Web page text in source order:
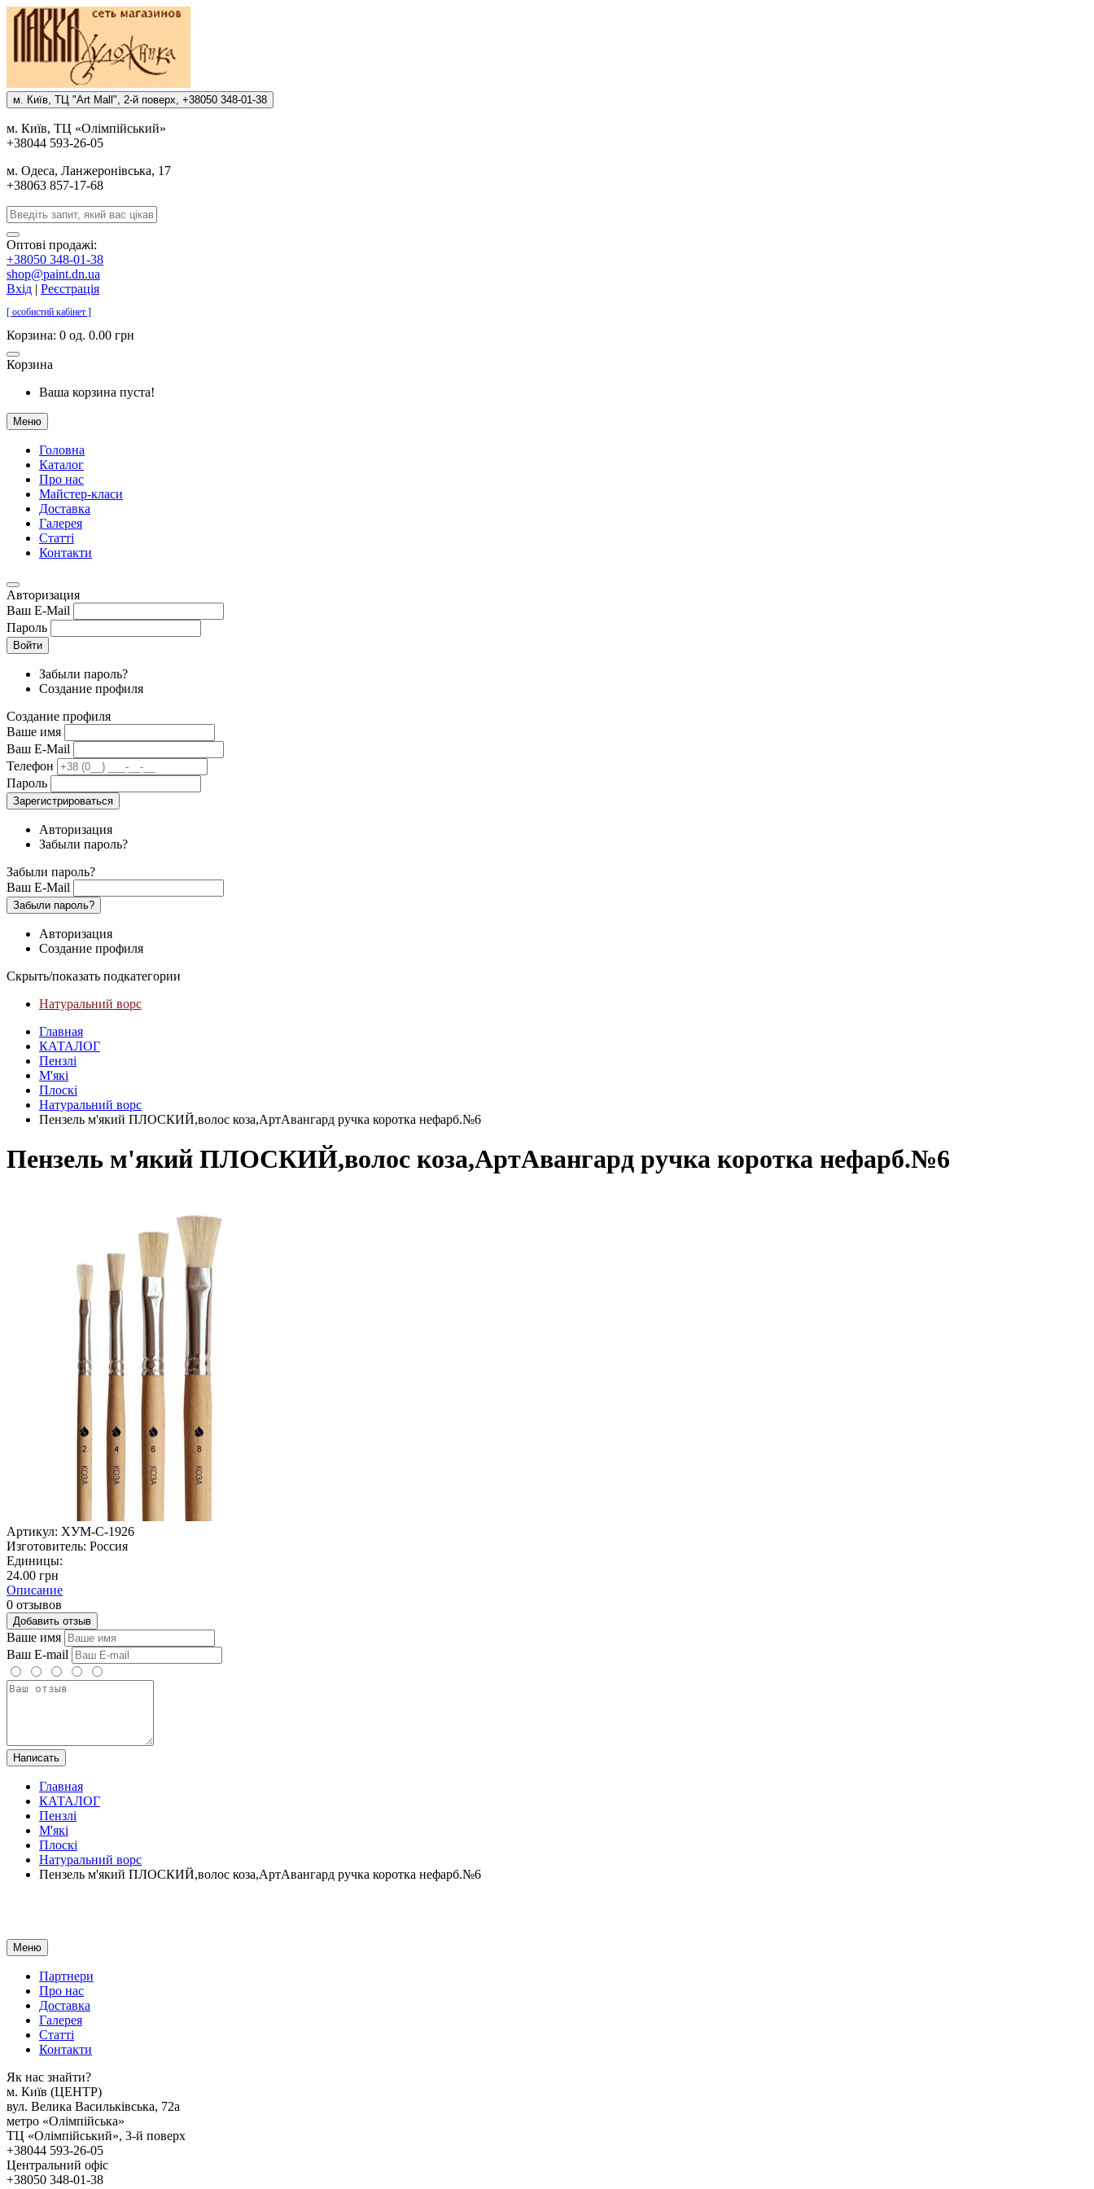
м. Киïв, ТЦ "Art Mall", 2-й поверх, +38050 348-01-38
м. Киïв, ТЦ «Олiмпiйський»
+38044 593-26-05
м. Одеса, Ланжеронiвська, 17
+38063 857-17-68
Оптові продажі:
+38050 348-01-38
shop@paint.dn.ua
Вхід | Реєстрація
[ особистий кабінет ]
Корзина: 0 од. 0.00 грн
Корзина
Ваша корзина пуста!
Меню
Головна
Каталог
Про нас
Майстер-класи
Доставка
Галерея
Статтi
Контакти
Авторизация
Ваш E-Mail
Пароль
Войти
Забыли пароль?
Создание профиля
Создание профиля
Ваше имя
Ваш E-Mail
Телефон
Пароль
Зарегистрироваться
Авторизация
Забыли пароль?
Забыли пароль?
Ваш E-Mail
Забыли пароль?
Авторизация
Создание профиля
Скрыть/показать подкатегории
Натуральний ворс
Главная
КАТАЛОГ
Пензлі
М'які
Плоскі
Натуральний ворс
Пензель м'який ПЛОСКИЙ,волос коза,АртАвангард ручка коротка нефарб.№6
Пензель м'який ПЛОСКИЙ,волос коза,АртАвангард ручка коротка нефарб.№6
Артикул: ХУМ-C-1926
Изготовитель: Россия
Единицы:
24.00 грн
Описание
0 отзывов
Добавить отзыв
Ваше имя
Ваш E-mail
Написать
Главная
КАТАЛОГ
Пензлі
М'які
Плоскі
Натуральний ворс
Пензель м'який ПЛОСКИЙ,волос коза,АртАвангард ручка коротка нефарб.№6
Меню
Партнери
Про нас
Доставка
Галерея
Статтi
Контакти
Як наc знайти?
м. Киïв (ЦЕНТР)
вул. Велика Васильківська, 72а
метро «Олімпійська»
ТЦ «Олімпійський», 3-й поверх
+38044 593-26-05
Центральний офіс
+38050 348-01-38